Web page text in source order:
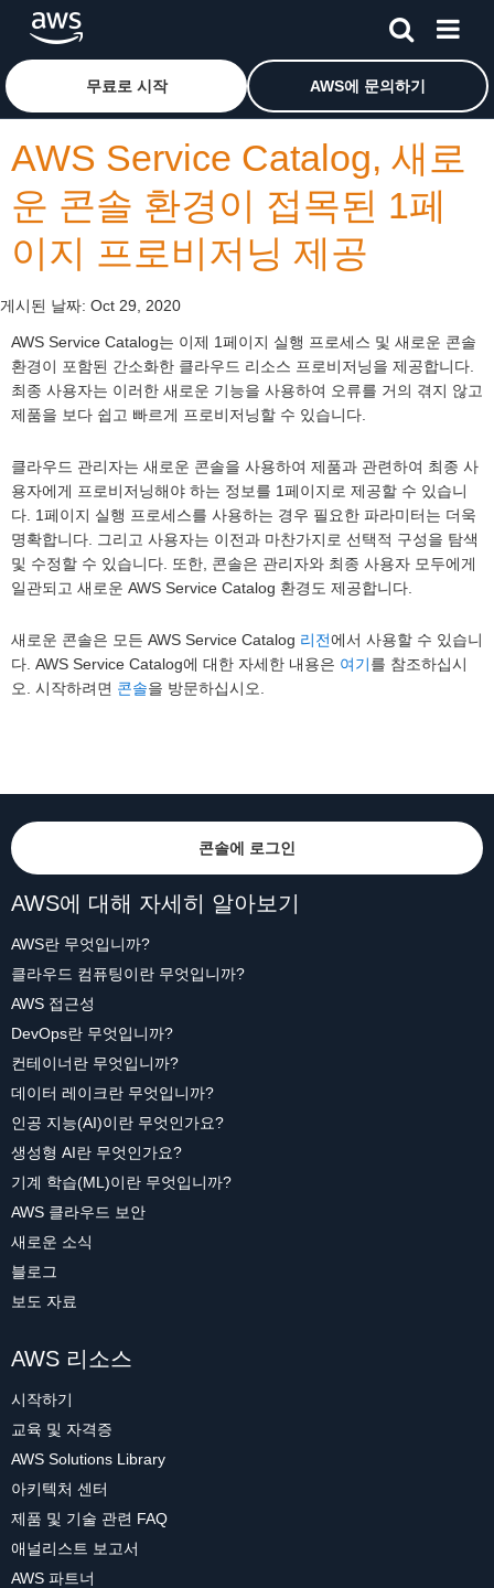
메인 콘텐츠로 건너뛰기Amazon Web Services 홈 페이지로 돌아가려면 여기를 클
무료로 시작 AWS에 문의하기
AWS Service Catalog, 새로
운 콘솔 환경이 접목된 1페
이지 프로비저닝 제공
게시된 날짜: Oct 29, 2020
AWS Service Catalog는 이제 1페이지 실행 프로세스 및 새로운 콘솔
환경이 포함된 간소화한 클라우드 리소스 프로비저닝을 제공합니다.
최종 사용자는 이러한 새로운 기능을 사용하여 오류를 거의 겪지 않고
제품을 보다 쉽고 빠르게 프로비저닝할 수 있습니다.
클라우드 관리자는 새로운 콘솔을 사용하여 제품과 관련하여 최종 사
용자에게 프로비저닝해야 하는 정보를 1페이지로 제공할 수 있습니
다. 1페이지 실행 프로세스를 사용하는 경우 필요한 파라미터는 더욱
명확합니다. 그리고 사용자는 이전과 마찬가지로 선택적 구성을 탐색
및 수정할 수 있습니다. 또한, 콘솔은 관리자와 최종 사용자 모두에게
일관되고 새로운 AWS Service Catalog 환경도 제공합니다.
새로운 콘솔은 모든 AWS Service Catalog 리전에서 사용할 수 있습니
다. AWS Service Catalog에 대한 자세한 내용은 여기를 참조하십시
오. 시작하려면 콘솔을 방문하십시오.
콘솔에 로그인
AWS에 대해 자세히 알아보기
AWS란 무엇입니까?
클라우드 컴퓨팅이란 무엇입니까?
AWS 접근성
DevOps란 무엇입니까?
컨테이너란 무엇입니까?
데이터 레이크란 무엇입니까?
인공 지능(AI)이란 무엇인가요?
생성형 AI란 무엇인가요?
기계 학습(ML)이란 무엇입니까?
AWS 클라우드 보안
새로운 소식
블로그
보도 자료
AWS 리소스
시작하기
교육 및 자격증
AWS Solutions Library
아키텍처 센터
제품 및 기술 관련 FAQ
애널리스트 보고서
AWS 파트너